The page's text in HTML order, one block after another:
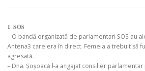
𝟏. 𝐒𝐎𝐒
– O bandă organizată de parlamentari SOS au
Antena3 care era în direct. Femeia a trebuit să
agresată.
– Dna. Șoșoacă l-a angajat consilier